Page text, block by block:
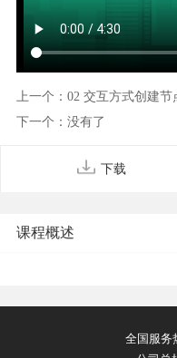
上一个：02 交互方式创建节
下一个：没有了
下载
课程概述
全国服务